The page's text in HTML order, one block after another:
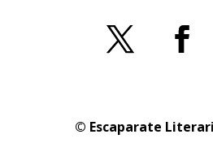
© Escaparate